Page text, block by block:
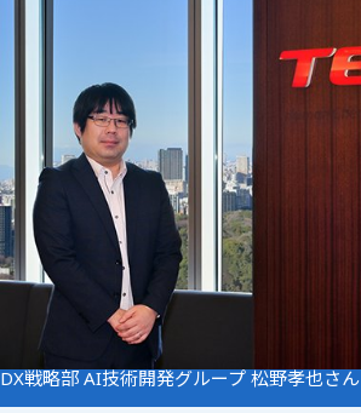
DX戦略部 AI技術開発グループ 松野孝也さん